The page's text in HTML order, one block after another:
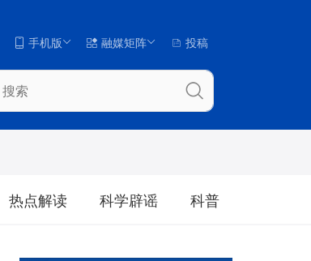
手机版 融媒矩阵 投稿
热点解读 科学辟谣 科普